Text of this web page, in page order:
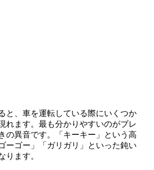
と、車を運転している際にいくつか
れます。最も分かりやすいのがブレ
の異音です。「キーキー」という高
ーゴー」「ガリガリ」といった鈍い
ります。